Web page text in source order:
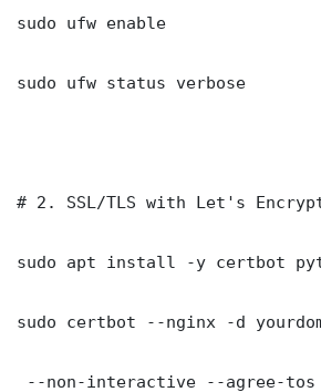
sudo ufw enable
sudo ufw status verbose
# 2. SSL/TLS with Let's
sudo apt install -y certbot
sudo certbot --nginx -d
--non-interactive --agree-tos --